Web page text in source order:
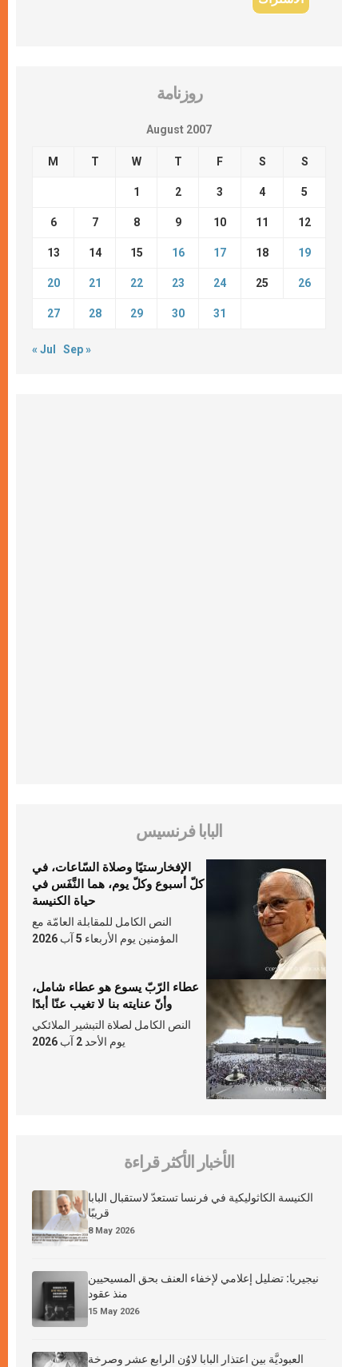
روزنامة
August 2007
M T W T F S S
1 2 3 4 5
6 7 8 9 10 11 12
13 14 15 16 17 18 19
20 21 22 23 24 25 26
27 28 29 30 31
« Jul Sep »
البابا فرنسيس
الإفخارستيّا وصلاة السّاعات، في
كلّ أسبوع وكلّ يوم، هما النَّفَس في
حياة الكنيسة
النص الكامل للمقابلة العامّة مع
المؤمنين يوم الأربعاء 5 آب 2026
عطاء الرّبّ يسوع هو عطاء شامل،
وأنّ عنايته بنا لا تغيب عنّا أبدًا
النص الكامل لصلاة التبشير الملائكي
يوم الأحد 2 آب 2026
الأخبار الأكثر قراءة
الكنيسة الكاثوليكية في فرنسا تستعدّ لاستقبال البابا
قريبًا
8 May 2026
نيجيريا: تضليل إعلامي لإخفاء العنف بحق المسيحيين
منذ عقود
15 May 2026
العبوديَّة بين اعتذار البابا لاوُن الرابع عشر وصرخة